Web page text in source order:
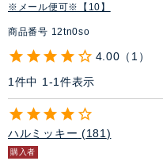
※メール便可※【10】
商品番号 12tn0so
4.00
1
1件中 1-1件表示
ハルミッキー 181
購入者